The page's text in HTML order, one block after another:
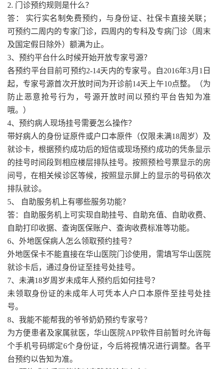
2. 门诊预约规则是什么？
答： 实行实名制免费预约，与身份证、社保卡直接关联；
可预约二周内的专家门诊，四周内的专科及专病门诊（周末
及国定假日除外）额满为止。
3、预约平台什么时候开始开放专家号源？
各预约平台目前可预约2-14天内的专家号。自2016年3月1日
起，专家号源首次开放时间为开诊前14天上午10点整。（为
防止恶意抢号行为，号源开放时间以预约平台告知为准
哦。）
4、预约病人现场挂号需要怎么操作？
带好病人的身份证原件或户口本原件（仅限未满18周岁）及
就诊卡，根据预约成功后的短信或现场预约成功的凭条显示
的挂号时间段到相应楼层排队挂号。按照预检号票显示的房
间号，在相关候诊区等候，按照显示屏上的显示的号码依次
排队就诊。
5、 自助服务机上有哪些服务功能？
答：自助服务机上可实现自助挂号、自助充值、自助收费、
自助打印收据、查询医保账户、查询收费标准等功能。
6、外地医保病人怎么领取预约挂号？
外地医保卡不能直接在华山医院门诊使用，需填写华山医院
就诊卡后，通过身份证至挂号处挂号。
7、未满18岁周岁未成年人预约后如何挂号？
未领取身份证的未成年人可凭本人户口本原件至挂号处挂
号。
8、我能不能帮我的爷爷奶奶预约专家号？
为方便患者及家属就医，华山医院APP软件目前暂时允许每
个手机号码绑定6个身份证，今后将视情况进行调整。各平
台预约以告知为准。